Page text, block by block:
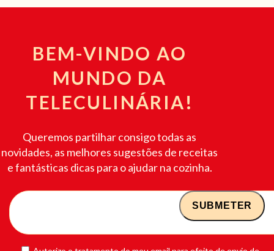
BEM-VINDO AO
MUNDO DA
TELECULINÁRIA!
Queremos partilhar consigo todas as
novidades, as melhores sugestões de receitas
e fantásticas dicas para o ajudar na cozinha.